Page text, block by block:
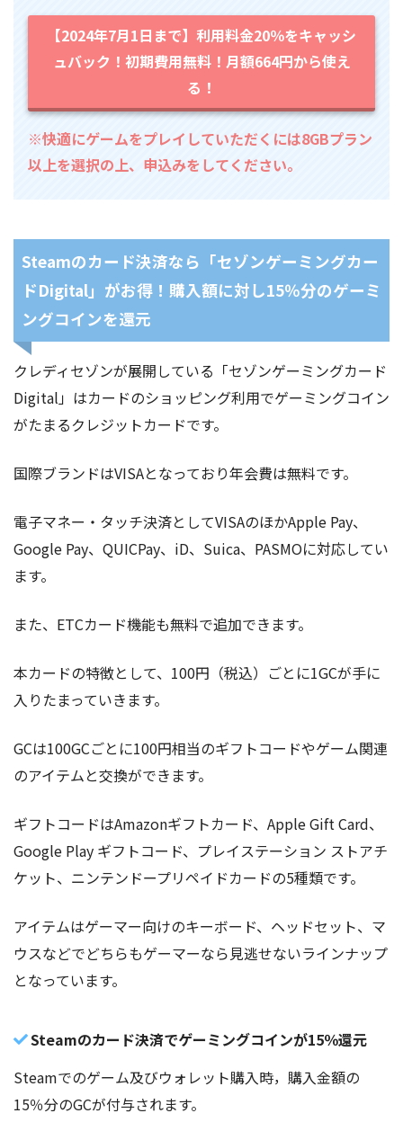
【2024年7月1日まで】利用料金20％をキャッシ
ュバック！初期費用無料！月額664円から使え
る！
※快適にゲームをプレイしていただくには8GBプラン
以上を選択の上、申込みをしてください。
Steamのカード決済なら「セゾンゲーミングカー
ドDigital」がお得！購入額に対し15％分のゲーミ
ングコインを還元
クレディセゾンが展開している「セゾンゲーミングカード
Digital」はカードのショッピング利用でゲーミングコイン
がたまるクレジットカードです。
国際ブランドはVISAとなっており年会費は無料です。
電子マネー・タッチ決済としてVISAのほかApple Pay、
Google Pay、QUICPay、iD、Suica、PASMOに対応してい
ます。
また、ETCカード機能も無料で追加できます。
本カードの特徴として、100円（税込）ごとに1GCが手に
入りたまっていきます。
GCは100GCごとに100円相当のギフトコードやゲーム関連
のアイテムと交換ができます。
ギフトコードはAmazonギフトカード、Apple Gift Card、
Google Play ギフトコード、プレイステーション ストアチ
ケット、ニンテンドープリペイドカードの5種類です。
アイテムはゲーマー向けのキーボード、ヘッドセット、マ
ウスなどでどちらもゲーマーなら見逃せないラインナップ
となっています。
Steamのカード決済でゲーミングコインが15％還元
Steamでのゲーム及びウォレット購入時，購入金額の
15％分のGCが付与されます。